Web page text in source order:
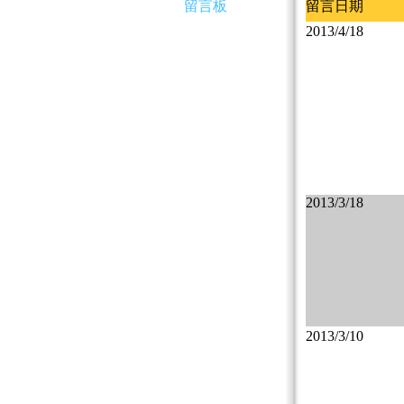
留言板 留言日期
2013/4/18
2013/3/18
2013/3/10